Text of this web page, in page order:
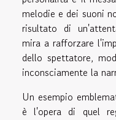
melodie e dei suoni
risultato di
mira a rafforzare
dello spettatore,
inconsciamente la
Un esempio
è l'opera di quel